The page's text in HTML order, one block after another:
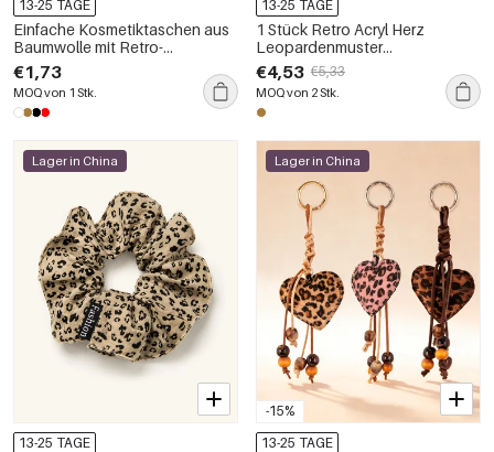
13-25 TAGE
Einfache Kosmetiktaschen aus
Baumwolle mit Retro-
Leopardenmuster in
verschiedenen Farben
€1,73
MOQ von 1 Stk.
13-25 TAGE
1 Stück Retro Acryl Herz
Leopardenmuster
Taschenanhänger
€4,53 €5,33
MOQ von 2 Stk.
Lager in China
13-25 TAGE
-15%
Lager in China
13-25 TAGE